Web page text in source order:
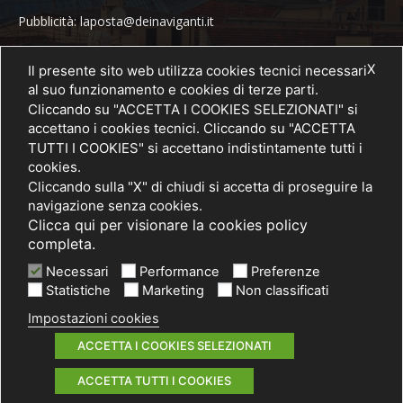
Pubblicità: laposta@deinaviganti.it
SEGUICI
© 2021 PRIMA Società Cooperativa Sociale a r.l. - P. IVA / C.F.
03075750962
Informativa privacy Cookies policy
Note legali
by ACsite, web agency Milano
X
Il presente sito web utilizza cookies tecnici necessari
al suo funzionamento e cookies di terze parti.
Cliccando su "ACCETTA I COOKIES SELEZIONATI" si
accettano i cookies tecnici. Cliccando su "ACCETTA
TUTTI I COOKIES" si accettano indistintamente tutti i
cookies.
Cliccando sulla "X" di chiudi si accetta di proseguire la
navigazione senza cookies.
Clicca qui per visionare la cookies policy
completa.
Necessari Performance
Preferenze
Statistiche
Marketing
Non classificati
Impostazioni cookies
ACCETTA I COOKIES SELEZIONATI
ACCETTA TUTTI I COOKIES